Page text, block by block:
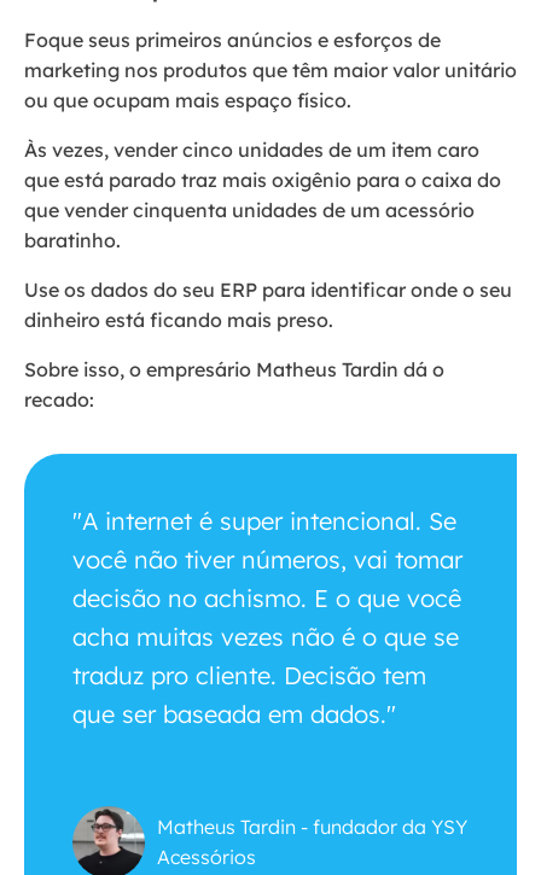
Foque seus primeiros anúncios e esforços de
marketing nos produtos que têm maior valor unitário
ou que ocupam mais espaço físico.
Às vezes, vender cinco unidades de um item caro
que está parado traz mais oxigênio para o caixa do
que vender cinquenta unidades de um acessório
baratinho.
Use os dados do seu ERP para identificar onde o seu
dinheiro está ficando mais preso.
Sobre isso, o empresário Matheus Tardin dá o
recado:
"A internet é super intencional. Se
você não tiver números, vai tomar
decisão no achismo. E o que você
acha muitas vezes não é o que se
traduz pro cliente. Decisão tem
que ser baseada em dados."
Matheus Tardin - fundador da YSY
Acessórios